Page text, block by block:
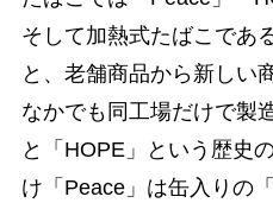
そして加熱式たばこであ
と、老舗商品から新しい
なかでも同工場だけで製
と「HOPE」という歴史
け「Peace」は缶入りの